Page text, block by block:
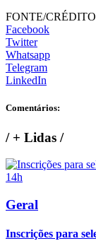
FONTE/
Facebook
Twitter
Whatsapp
Telegram
LinkedIn
Comentários:
/+ Lidas /
Geral
Inscrições para